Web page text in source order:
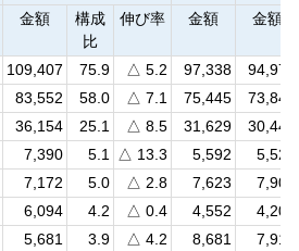
金額
構成
比
伸び率 金額 金額
109,407 75.9 △ 5.2 97,338
94,976
83,552 58.0 △ 7.1 75,445
73,846
36,154 25.1 △ 8.5 31,629
30,448
7,390 5.1 △ 13.3 5,592
5,528
7,172 5.0 △ 2.8 7,623
7,905
6,094 4.2 △ 0.4 4,552
4,206
5,681 3.9 △ 4.2 8,681
7,916